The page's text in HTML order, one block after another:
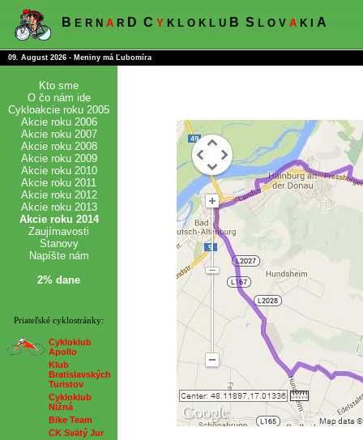
B E R N A R D C Y K L O K L U B S L O V A K I A
09. August 2026 - Meniny má Ľubomíra
Kto sme
O čo nám ide
Cykloakcie roku 2005
Akcie roku 2006
Akcie roku 2007
Akcie roku 2008
Akcie roku 2009
Akcie roku 2010
Akcie roku 2011
Akcie roku 2012
Akcie roku 2013
Akcie roku 2014
Zaujímavosti
Stanovy
Napíšte nám
2% dane
Priateľské cyklostránky:
Cykloklub
Apollo
Klub
Bratislavských
Turistov
Cykloklub
Nižná
Bike Team
CK Svätý Jur